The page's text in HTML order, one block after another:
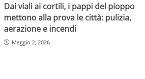
Dai viali ai cortili, i pappi del pioppo
mettono alla prova le città: pulizia,
aerazione e incendi
Maggio 2, 2026